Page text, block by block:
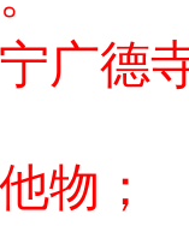
广德
物；